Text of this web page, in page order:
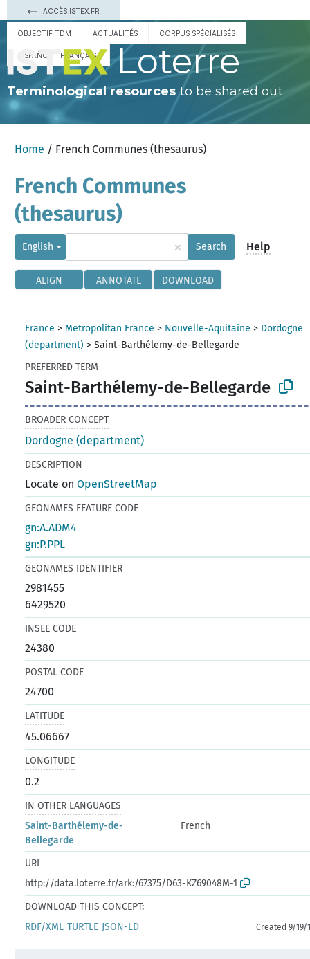
ACCÈS ISTEX.FR
OBJECTIF TDM ACTUALITÉS CORPUS SPÉCIALISÉS
ESPAÑOL FRANÇAIS Loterre
Terminological resourcesto be shared out
Home / French Communes (thesaurus)
French Communes
(thesaurus)
English × Search Help
ALIGN ANNOTATE DOWNLOAD
France > Metropolitan France > Nouvelle-Aquitaine > Dordogne
(department) >Saint-Barthélemy-de-Bellegarde
PREFERRED TERM
Saint-Barthélemy-de-Bellegarde
BROADER CONCEPT
Dordogne (department)
DESCRIPTION
Locate onOpenStreetMap
GEONAMES FEATURE CODE
gn:A.ADM4
gn:P.PPL
GEONAMES IDENTIFIER
2981455
6429520
INSEE CODE
24380
POSTAL CODE
24700
LATITUDE
45.06667
LONGITUDE
0.2
IN OTHER LANGUAGES
Saint-Barthélemy-de-
Bellegarde
French
URI
http://data.loterre.fr/ark:/67375/D63-KZ69048M-1
DOWNLOAD THIS CONCEPT:
RDF/XML TURTLE JSON-LD Created 9/19/